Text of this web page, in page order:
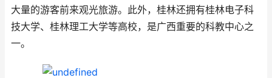
大量的游客前来观光旅游。此外，桂林还拥有桂林电子科
技大学、桂林理工大学等高校，是广西重要的科教中心之
一。